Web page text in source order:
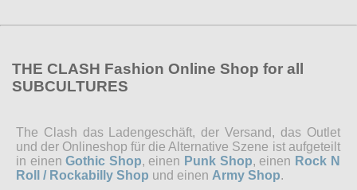
THE CLASH Fashion Online Shop for all
SUBCULTURES
The Clash das Ladengeschäft, der Versand, das Outlet
und der Onlineshop für die Alternative Szene ist aufgeteilt
in einenGothic Shop, einen Punk Shop, einen Rock N
Roll / Rockabilly Shop und einen Army Shop.